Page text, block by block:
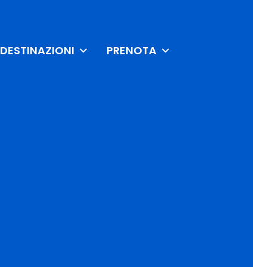
DESTINAZIONI PRENOTA